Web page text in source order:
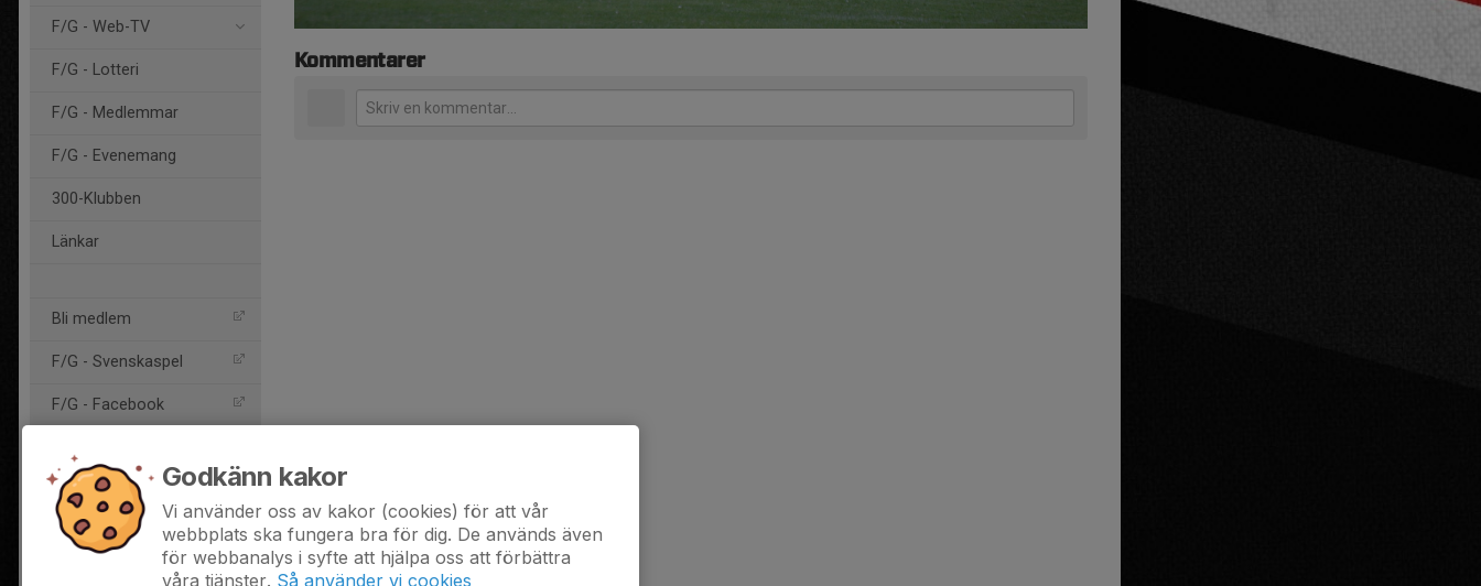
F/G - Web-TV
F/G - Lotteri
F/G - Medlemmar
F/G - Evenemang
300-Klubben
Länkar
Bli medlem
F/G - Svenskaspel
F/G - Facebook
F/G - Instagram
Smålands FF
Kommentarer
Godkänn kakor
Vi använder oss av kakor (cookies) för att vår
webbplats ska fungera bra för dig. De används även
för webbanalys i syfte att hjälpa oss att förbättra
våra tjänster. Så använder vi cookies